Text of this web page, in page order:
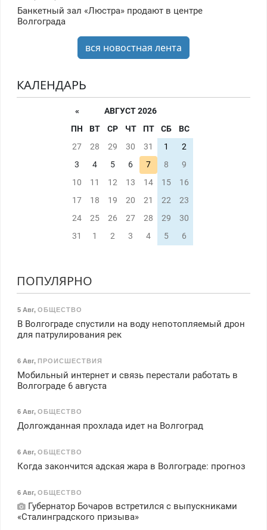
Банкетный зал «Люстра» продают в центре
Волгограда
вся новостная лента
КАЛЕНДАРЬ
«
АВГУСТ 2026
ПН
ВТ СР ЧТ ПТ СБ
ВС
27
28 29 30 31 1
2
3
4 5 6 7 8
9
10
11 12 13 14 15
16
17
18 19 20 21 22
23
24
25 26 27 28 29
30
31
1 2 3 4 5 6
ПОПУЛЯРНО
5 Авг, ОБЩЕСТВО
В Волгограде спустили на воду непотопляемый дрон
для патрулирования рек
6 Авг, ПРОИСШЕСТВИЯ
Мобильный интернет и связь перестали работать в
Волгограде 6 августа
6 Авг, ОБЩЕСТВО
Долгожданная прохлада идет на Волгоград
6 Авг, ОБЩЕСТВО
Когда закончится адская жара в Волгограде: прогноз
6 Авг, ОБЩЕСТВО
Губернатор Бочаров встретился с выпускниками
«Сталинградского призыва»